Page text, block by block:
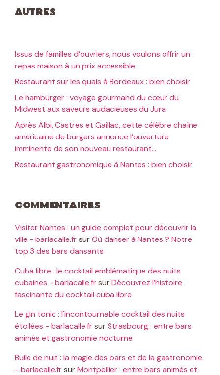
Autres
Issus de familles d’ouvriers, nous voulons offrir un
repas maison à un prix accessible
Restaurant sur les quais à Bordeaux : bien choisir
Le hamburger : voyage gourmand du cœur du
Midwest aux saveurs audacieuses du Jura
Après Albi, Castres et Gaillac, cette célèbre chaîne
américaine de burgers annonce l’ouverture
imminente de son nouveau restaurant…
Restaurant gastronomique à Nantes : bien choisir
Commentaires
Visiter Nantes : un guide complet pour découvrir la
ville - barlacalle.frsurOù danser à Nantes ? Notre
top 3 des bars dansants
Cuba libre : le cocktail emblématique des nuits
cubaines - barlacalle.frsurDécouvrez l’histoire
fascinante du cocktail cuba libre
Le gin tonic : l'incontournable cocktail des nuits
étoilées - barlacalle.frsurStrasbourg : entre bars
animés et gastronomie nocturne
Bulle de nuit : la magie des bars et de la gastronomie
- barlacalle.frsurMontpellier : entre bars animés et